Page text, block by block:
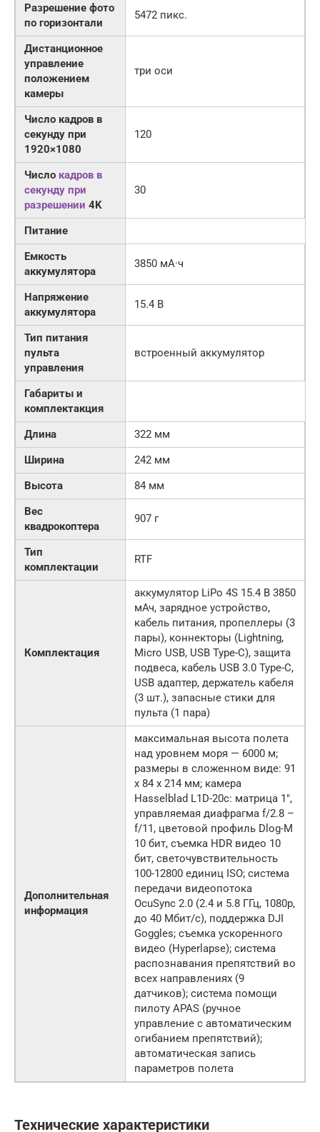
Разрешение фото
по горизонтали
5472 пикс.
Дистанционное
управление
положением
камеры
три оси
Число кадров в
секунду при
1920×1080
120
Число кадров в
секунду при
разрешении 4K
30
Питание
Емкость
аккумулятора
3850 мА·ч
Напряжение
аккумулятора
15.4 В
Тип питания
пульта
управления
встроенный аккумулятор
Габариты и
комплектакция
Длина
322 мм
Ширина
242 мм
Высота
84 мм
Вес
квадрокоптера
907 г
Тип
комплектации
RTF
Комплектация
аккумулятор LiPo 4S 15.4 В 3850
мАч, зарядное устройство,
кабель питания, пропеллеры (3
пары), коннекторы (Lightning,
Micro USB, USB Type-C), защита
подвеса, кабель USB 3.0 Type-C,
USB адаптер, держатель кабеля
(3 шт.), запасные стики для
пульта (1 пара)
Дополнительная
информация
максимальная высота полета
над уровнем моря — 6000 м;
размеры в сложенном виде: 91
x 84 x 214 мм; камера
Hasselblad L1D-20c: матрица 1″,
управляемая диафрагма f/2.8 –
f/11, цветовой профиль Dlog-M
10 бит, съемка HDR видео 10
бит, светочувствительность
100-12800 единиц ISO; система
передачи видеопотока
OcuSync 2.0 (2.4 и 5.8 ГГц, 1080p,
до 40 Мбит/с), поддержка DJI
Goggles; cъемка ускоренного
видео (Hyperlapse); система
распознавания препятствий во
всех направлениях (9
датчиков); система помощи
пилоту APAS (ручное
управление с автоматическим
огибанием препятствий);
автоматическая запись
параметров полета
Технические характеристики